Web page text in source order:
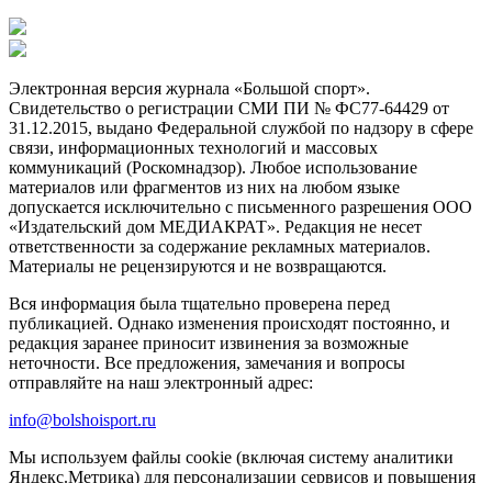
Электронная версия журнала «Большой спорт».
Свидетельство о регистрации СМИ ПИ № ФС77-64429 от
31.12.2015, выдано Федеральной службой по надзору в сфере
связи, информационных технологий и массовых
коммуникаций (Роскомнадзор). Любое использование
материалов или фрагментов из них на любом языке
допускается исключительно с письменного разрешения ООО
«Издательский дом МЕДИАКРАТ». Редакция не несет
ответственности за содержание рекламных материалов.
Материалы не рецензируются и не возвращаются.
Вся информация была тщательно проверена перед
публикацией. Однако изменения происходят постоянно, и
редакция заранее приносит извинения за возможные
неточности. Все предложения, замечания и вопросы
отправляйте на наш электронный адрес:
info@bolshoisport.ru
Мы используем файлы cookie (включая систему аналитики
Яндекс.Метрика) для персонализации сервисов и повышения